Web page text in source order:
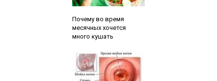
Почему во время
месячных хочется
много кушать